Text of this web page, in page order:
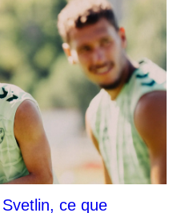
ce que